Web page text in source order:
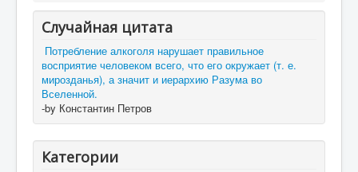
Случайная цитата
Потребление алкоголя нарушает правильное
восприятие человеком всего, что его окружает (т. е.
мирозданья), а значит и иерархию Разума во
Вселенной.
-by Константин Петров
Категории